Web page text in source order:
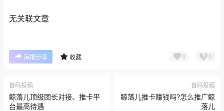
无关联文章
海报分享 收藏 0 0
首码投稿
鲸落儿顶级团长对接、推卡平
台最高待遇
首码投稿
鲸落儿推卡赚钱吗?怎么推广鲸
落儿